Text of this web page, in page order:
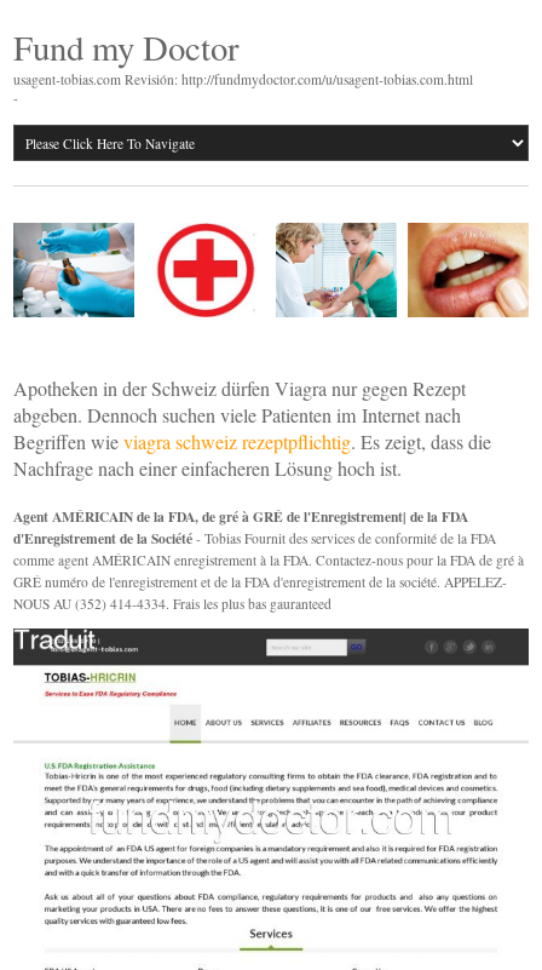
Fund my Doctor
usagent-tobias.com Revisión: http://fundmydoctor.com/u/usagent-tobias.com.html
-
Apotheken in der Schweiz dürfen Viagra nur gegen Rezept
abgeben. Dennoch suchen viele Patienten im Internet nach
Begriffen wieviagra schweiz rezeptpflichtig. Es zeigt, dass die
Nachfrage nach einer einfacheren Lösung hoch ist.
Agent AMÉRICAIN de la FDA, de gré à GRÉ de l'Enregistrement| de la FDA
d'Enregistrement de la Société - Tobias Fournit des services de conformité de la FDA
comme agent AMÉRICAIN enregistrement à la FDA. Contactez-nous pour la FDA de gré à
GRÉ numéro de l'enregistrement et de la FDA d'enregistrement de la société. APPELEZ-
NOUS AU (352) 414-4334. Frais les plus bas gauranteed